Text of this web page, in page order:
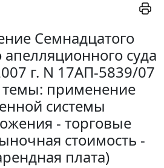
Семнадцатого
суда
г. N 17АП-5839/07
применение
системы
- торговые
стоимость -
плата)